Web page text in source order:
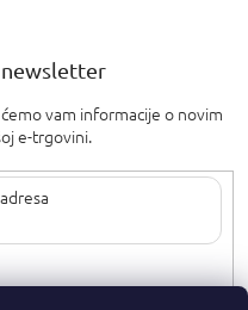
vam informacije o novim
e-trgovini.
nauvjete privatnosti.